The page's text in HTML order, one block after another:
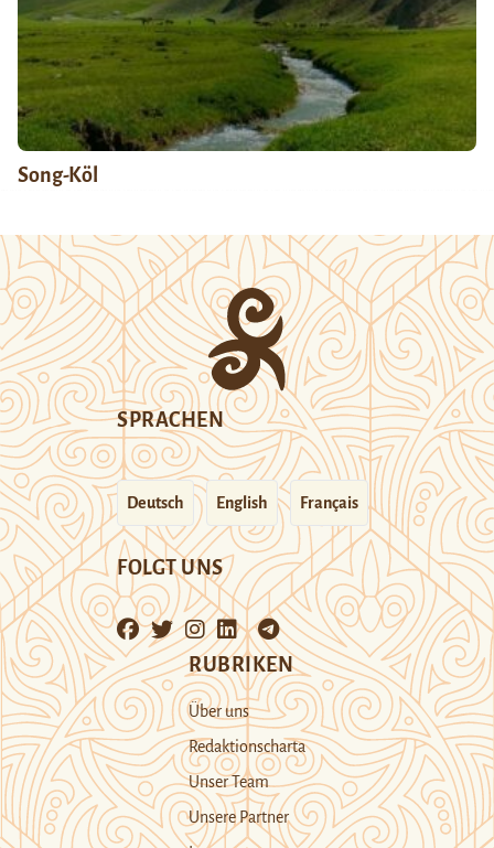
Song-Köl
SPRACHEN
Deutsch English Français
FOLGT UNS
RUBRIKEN
Über uns
Redaktionscharta
Unser Team
Unsere Partner